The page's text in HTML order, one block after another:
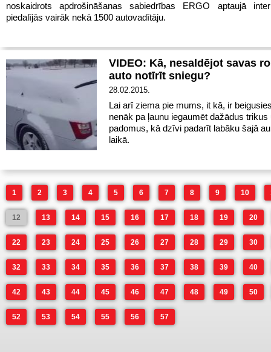
noskaidrots apdrošināšanas sabiedrības ERGO aptaujā
piedalījās vairāk nekā 1500 autovadītāju.
VIDEO: Kā, nesaldējot savas
auto notīrīt sniegu?
28.02.2015.
Lai arī ziema pie mums, it kā, ir
nenāk pa ļaunu iegaumēt dažādus trikus
padomus, kā dzīvi padarīt labāku šajā
laikā.
1 2 3 4 5 6 7 8 9 10
12 13 14 15 16 17 18 19 20
22 23 24 25 26 27 28 29 30
32 33 34 35 36 37 38 39 40
42 43 44 45 46 47 48 49 50
52 53 54 55 56 57